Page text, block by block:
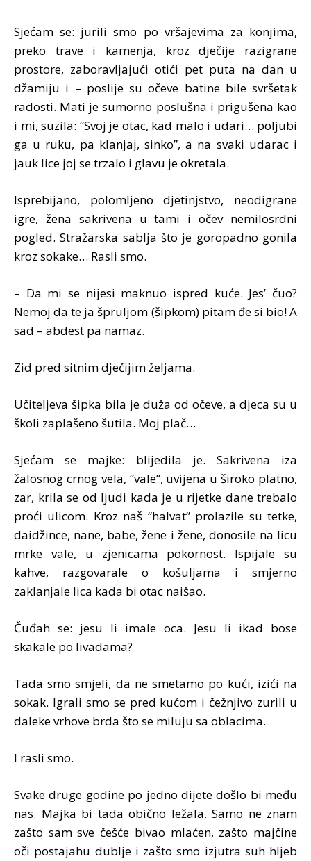
Sjećam se: jurili smo po vršajevima za konjima,
preko trave i kamenja, kroz dječije razigrane
prostore, zaboravljajući otići pet puta na dan u
džamiju i – poslije su očeve batine bile svršetak
radosti. Mati je sumorno poslušna i prigušena kao
i mi, suzila: “Svoj je otac, kad malo i udari… poljubi
ga u ruku, pa klanjaj, sinko”, a na svaki udarac i
jauk lice joj se trzalo i glavu je okretala.
Isprebijano, polomljeno djetinjstvo, neodigrane
igre, žena sakrivena u tami i očev nemilosrdni
pogled. Stražarska sablja što je goropadno gonila
kroz sokake… Rasli smo.
– Da mi se nijesi maknuo ispred kuće. Jes’ čuo?
Nemoj da te ja špruljom (šipkom) pitam đe si bio! A
sad – abdest pa namaz.
Zid pred sitnim dječijim željama.
Učiteljeva šipka bila je duža od očeve, a djeca su u
školi zaplašeno šutila. Moj plač…
Sjećam se majke: blijedila je. Sakrivena iza
žalosnog crnog vela, “vale”, uvijena u široko platno,
zar, krila se od ljudi kada je u rijetke dane trebalo
proći ulicom. Kroz naš “halvat” prolazile su tetke,
daidžince, nane, babe, žene i žene, donosile na licu
mrke vale, u zjenicama pokornost. Ispijale su
kahve, razgovarale o košuljama i smjerno
zaklanjale lica kada bi otac naišao.
Čuđah se: jesu li imale oca. Jesu li ikad bose
skakale po livadama?
Tada smo smjeli, da ne smetamo po kući, izići na
sokak. Igrali smo se pred kućom i čežnjivo zurili u
daleke vrhove brda što se miluju sa oblacima.
I rasli smo.
Svake druge godine po jedno dijete došlo bi među
nas. Majka bi tada obično ležala. Samo ne znam
zašto sam sve češće bivao mlaćen, zašto majčine
oči postajahu dublje i zašto smo izjutra suh hljeb